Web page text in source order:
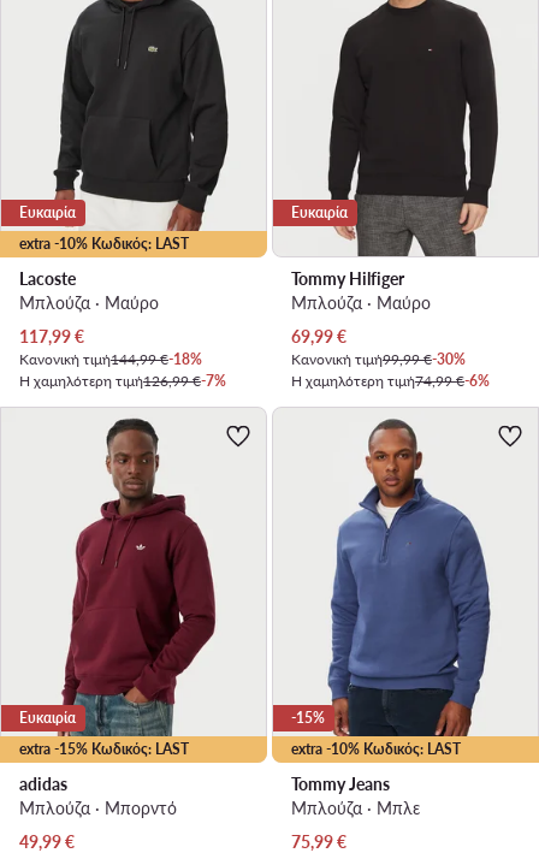
extra -10% Κωδικός: LAST
Ευκαιρία
Lacoste
Μπλούζα · Μαύρο
Τρέχουσα τιμή
117,99€
Κανονική τιμή144,99 €-18%
Η χαμηλότερη τιμή126,99 €-7%
Ευκαιρία
Tommy Hilfiger
Μπλούζα · Μαύρο
Τρέχουσα τιμή
69,99€
Κανονική τιμή99,99 €-30%
Η χαμηλότερη τιμή74,99 €-6%
extra -15% Κωδικός: LAST
Ευκαιρία
adidas
Μπλούζα · Μπορντό
Τρέχουσα τιμή
49,99€
extra -10% Κωδικός: LAST
-15%
Tommy Jeans
Μπλούζα · Μπλε
Τρέχουσα τιμή
75,99€